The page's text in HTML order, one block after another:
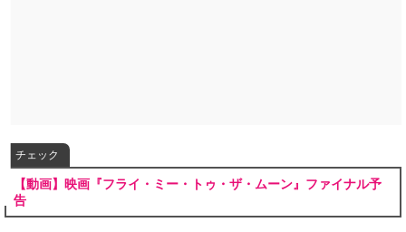
チェック
【動画】映画『フライ・ミー・トゥ・ザ・ムーン』ファイナル予
告